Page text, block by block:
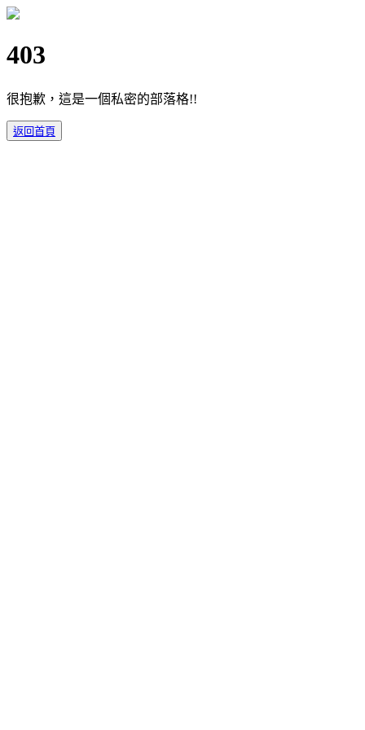
403
很抱歉，這是一個私密的部落格!!
返回首頁